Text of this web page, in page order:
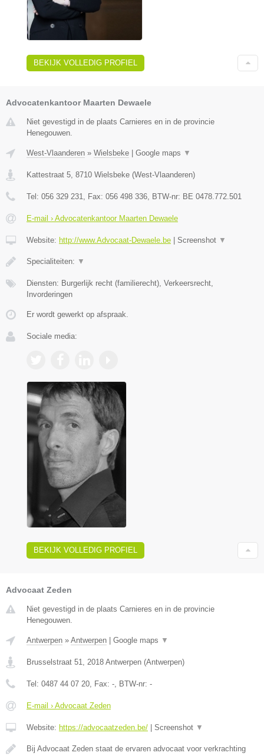
BEKIJK VOLLEDIG PROFIEL
Advocatenkantoor Maarten Dewaele
Niet gevestigd in de plaats Carnieres en in de provincie
Henegouwen.
West-Vlaanderen » Wielsbeke Google maps ▼
Kattestraat 5, 8710 Wielsbeke (West-Vlaanderen)
Tel: 056 329 231, Fax: 056 498 336, BTW-nr: BE 0478.772.501
E-mail › Advocatenkantoor Maarten Dewaele
Website: http://www.Advocaat-Dewaele.be Screenshot ▼
Specialiteiten: ▼
Diensten: Burgerlijk recht (familierecht), Verkeersrecht,
Invorderingen
Er wordt gewerkt op afspraak.
Sociale media:
BEKIJK VOLLEDIG PROFIEL
Advocaat Zeden
Niet gevestigd in de plaats Carnieres en in de provincie
Henegouwen.
Antwerpen » Antwerpen Google maps ▼
Brusselstraat 51, 2018 Antwerpen (Antwerpen)
Tel: 0487 44 07 20, Fax: -, BTW-nr: -
E-mail › Advocaat Zeden
Website: https://advocaatzeden.be/ Screenshot ▼
Bij Advocaat Zeden staat de ervaren advocaat voor verkrachting